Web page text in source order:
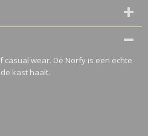
wear. De Norfy is een echte
kast haalt.